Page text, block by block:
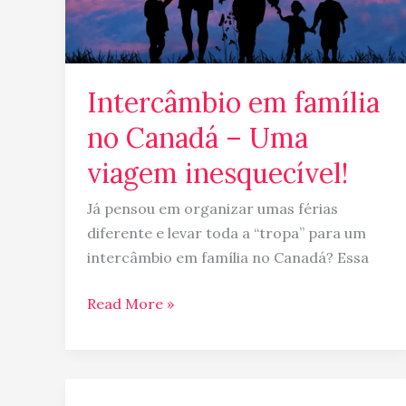
Intercâmbio em família
no Canadá – Uma
viagem inesquecível!
Já pensou em organizar umas férias
diferente e levar toda a “tropa” para um
intercâmbio em família no Canadá? Essa
inesquecível!
Read More »